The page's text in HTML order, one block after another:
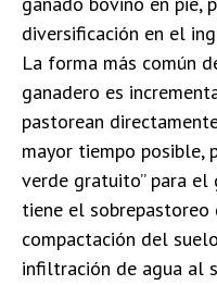
diversificación en el
La forma más común
ganadero es
pastorean
mayor tiempo posible,
verde gratuito” para el
tiene el
compactación del
infiltración de agua al